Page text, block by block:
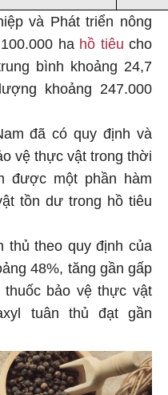
và Phát triển nông
ha hồ tiêucho
bình khoảng 24,7
khoảng 247.000
đã có quy định và
vệ thực vật trong thời
được một phần hàm
tồn dư trong hồ tiêu
thủ theo quy định của
48%, tăng gần gấp
bảo vệ thực vật
tuân thủ đạt gần